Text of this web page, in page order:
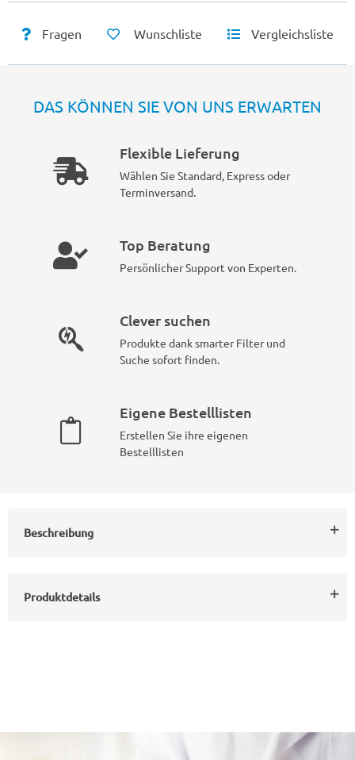
Fragen Wunschliste Vergleichsliste
DAS KÖNNEN SIE VON UNS ERWARTEN
Flexible Lieferung
Wählen Sie Standard, Express oder
Terminversand.
Top Beratung
Persönlicher Support von Experten.
Clever suchen
Produkte dank smarter Filter und
Suche sofort finden.
Eigene Bestelllisten
Erstellen Sie ihre eigenen
Bestelllisten
Beschreibung
Produktdetails